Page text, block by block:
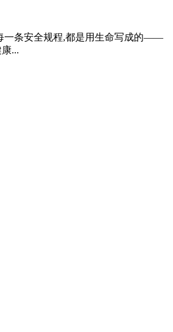
一条安全规程,都是用生命写成的——
...